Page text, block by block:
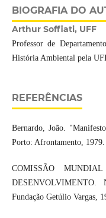
BIOGRAFIA DO
Arthur Soffiati, UFF
Professor de
História Ambiental pela
REFERÊNCIAS
Bernardo, João.
Porto: Afrontamento, 1979.
COMISSÃO
Fundação Getúlio Vargas,